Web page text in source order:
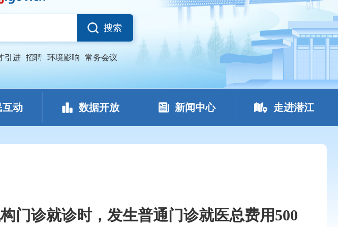
搜索
引进 招聘 环境影响 常务会议
互动 数据开放 新闻中心 走进潜江
门诊就诊时，发生普通门诊就医总费用500